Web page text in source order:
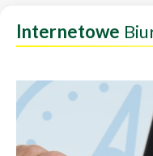
Internetowe